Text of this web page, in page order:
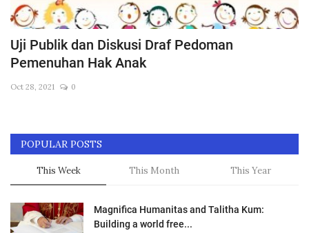
Laudate Deum
Buruh Migran Dalam Media
Across Asia Pacific
Gudang Tulisan
Undangan
Latihan Rohani Ignasian
Uji Publik dan Diskusi Draf Pedoman
Pemenuhan Hak Anak
Oct 28, 2021 0
POPULAR POSTS
This Week This Month This Year
Magnifica Humanitas and Talitha Kum:
Building a world free...